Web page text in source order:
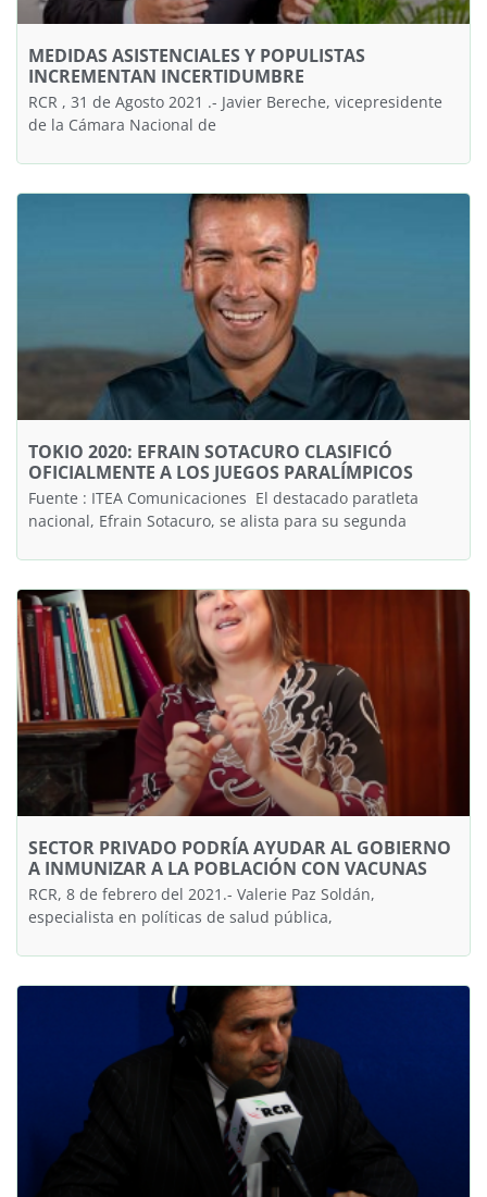
MEDIDAS ASISTENCIALES Y POPULISTAS
INCREMENTAN INCERTIDUMBRE
RCR , 31 de Agosto 2021 .- Javier Bereche, vicepresidente
de la Cámara Nacional de
TOKIO 2020: EFRAIN SOTACURO CLASIFICÓ
OFICIALMENTE A LOS JUEGOS PARALÍMPICOS
Fuente : ITEA Comunicaciones El destacado paratleta
nacional, Efrain Sotacuro, se alista para su segunda
SECTOR PRIVADO PODRÍA AYUDAR AL GOBIERNO
A INMUNIZAR A LA POBLACIÓN CON VACUNAS
RCR, 8 de febrero del 2021.- Valerie Paz Soldán,
especialista en políticas de salud pública,